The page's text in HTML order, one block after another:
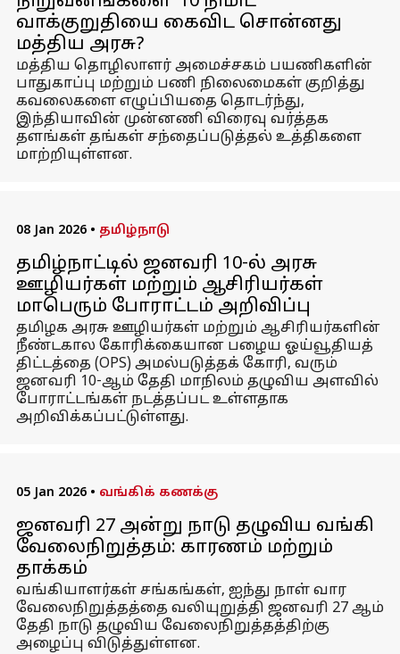
வாக்குறுதியை கைவிட சொன்னது
மத்திய அரசு?
மத்திய தொழிலாளர் அமைச்சகம் பயணிகளின்
பாதுகாப்பு மற்றும் பணி நிலைமைகள் குறித்து
கவலைகளை எழுப்பியதை தொடர்ந்து,
இந்தியாவின் முன்னணி விரைவு வர்த்தக
தளங்கள் தங்கள் சந்தைப்படுத்தல் உத்திகளை
மாற்றியுள்ளன.
08 Jan 2026 • தமிழ்நாடு
தமிழ்நாட்டில் ஜனவரி 10-ல் அரசு
ஊழியர்கள் மற்றும் ஆசிரியர்கள்
மாபெரும் போராட்டம் அறிவிப்பு
தமிழக அரசு ஊழியர்கள் மற்றும் ஆசிரியர்களின்
நீண்டகால கோரிக்கையான பழைய ஓய்வூதியத்
திட்டத்தை (OPS) அமல்படுத்தக் கோரி, வரும்
ஜனவரி 10-ஆம் தேதி மாநிலம் தழுவிய அளவில்
போராட்டங்கள் நடத்தப்பட உள்ளதாக
அறிவிக்கப்பட்டுள்ளது.
05 Jan 2026 • வங்கிக் கணக்கு
ஜனவரி 27 அன்று நாடு தழுவிய வங்கி
வேலைநிறுத்தம்: காரணம் மற்றும்
தாக்கம்
வங்கியாளர்கள் சங்கங்கள், ஐந்து நாள் வார
வேலைநிறுத்தத்தை வலியுறுத்தி ஜனவரி 27 ஆம்
தேதி நாடு தழுவிய வேலைநிறுத்தத்திற்கு
அழைப்பு விடுத்துள்ளன.